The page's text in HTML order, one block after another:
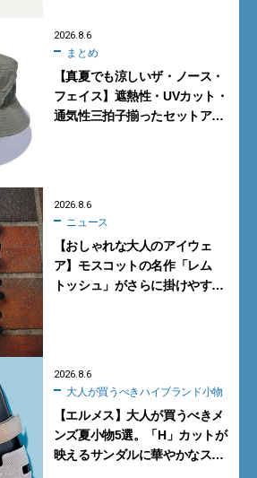
2026.8.6
まとめ
【真夏でも涼しいザ・ノース・
フェイス】遮熱性・UVカット・
通気性三拍子揃ったセットアッ
2026.8.6
ニュース
【おしゃれな大人のアイウェ
ア】モスコットの名作「レム
トッシュ」がさらに掛けやす
2026.8.6
大人が買うべきハイブランド小物
【エルメス】大人が買うべきメ
ンズ夏小物5選。「H」カットが
映えるサンダルに華やかなス